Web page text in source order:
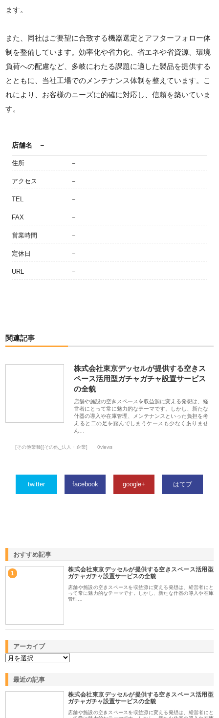
ます。
また、同社はご要望に合致する機器選定とアフターフォロー体
制を整備しています。効率化や省力化、省エネや省資源、環境
負荷への配慮など、多岐にわたる課題に適した製品を提供する
とともに、当社工場でのメンテナンス体制を整えています。こ
れにより、お客様のニーズに的確に対応し、信頼を築いていま
す。
店舗名 －
住所 －
アクセス －
TEL －
FAX －
営業時間 －
定休日 －
URL －
関連記事
株式会社東京デッセルが提供する空きス
ペース活用型ガチャガチャ設置サービス
の全貌
店舗や施設の空きスペースを収益源に変える発想は、経
営者にとって常に魅力的なテーマです。しかし、新たな
什器の導入や在庫管理、メンテナンスといった負担を考
えると二の足を踏んでしまうケースも少なくありませ
ん…
[その他業種][その他_法人・企業] 0views
twitter facebook google+ はてブ
おすすめ記事
1
株式会社東京デッセルが提供する空きスペース活用型
ガチャガチャ設置サービスの全貌
店舗や施設の空きスペースを収益源に変える発想は、経営者にと
って常に魅力的なテーマです。しかし、新たな什器の導入や在庫
管理…
アーカイブ
最近の記事
株式会社東京デッセルが提供する空きスペース活用型
ガチャガチャ設置サービスの全貌
店舗や施設の空きスペースを収益源に変える発想は、経営者にと